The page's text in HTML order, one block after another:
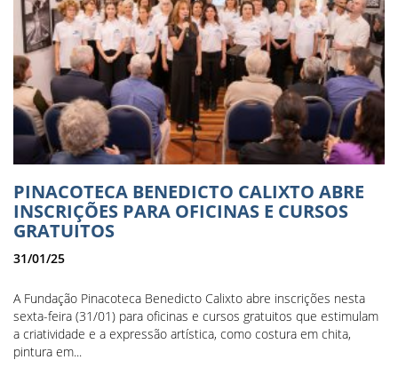
PINACOTECA BENEDICTO CALIXTO ABRE
INSCRIÇÕES PARA OFICINAS E CURSOS
GRATUITOS
31/01/25
A Fundação Pinacoteca Benedicto Calixto abre inscrições nesta
sexta-feira (31/01) para oficinas e cursos gratuitos que estimulam
a criatividade e a expressão artística, como costura em chita,
pintura em...